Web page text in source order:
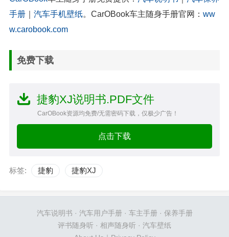
手册
汽车手机壁纸。CarOBook车主随身手册官网： ww
w.carobook.com
免费下载
捷豹XJ说明书.PDF文件
CarOBook资源均免费/无需密码下载，仅极少广告！
点击下载
标签: 捷豹 捷豹XJ
汽车说明书 · 汽车用户手册· 车主手册· 保养手册
评书随身听 · 相声随身听 · 汽车壁纸